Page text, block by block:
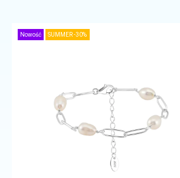
Nowość SUMMER -30%